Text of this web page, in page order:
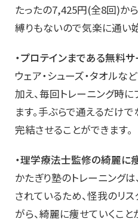
たったの7,425円(全8回)か
縛りもないので気楽に通い
・プロテインまである無料
ウェア・シューズ・タオル
加え、毎回トレーニング時
ます。手ぶらで通えるだけ
完結させることができます。
・理学療法士監修の綺麗に
かたぎり塾のトレーニング
されているため、怪我のリ
がら、綺麗に痩せていくこと